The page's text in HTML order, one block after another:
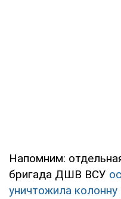
Напомним:
бригада ДШВ ВСУ
уничтожила колонну